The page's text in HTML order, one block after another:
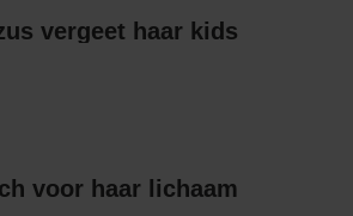
Britts gescheiden zus vergeet haar kids
voor haar lichaam